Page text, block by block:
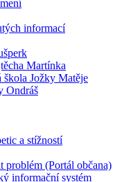
informací
Martínka
škola Jožky Matěje
Ondráš
a stížností
problém (Portál občana)
informační systém